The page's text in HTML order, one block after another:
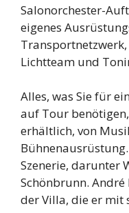
Salonorchester-
eigenes
Lichtteam und
Alles, was Sie für
auf Tour
erhältlich, von
Szenerie, darunter
Schönbrunn.
der Villa, die er mit